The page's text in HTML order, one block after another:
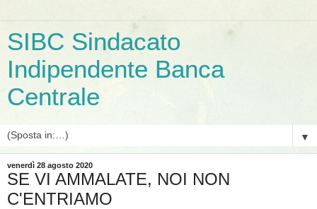
SIBC Sindacato
Indipendente Banca
Centrale
▼
venerdì 28 agosto 2020
SE VI AMMALATE, NOI NON
C'ENTRIAMO